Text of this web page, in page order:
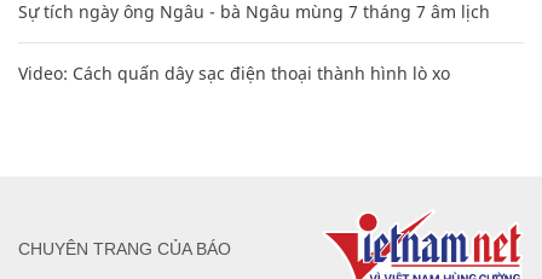
Sự tích ngày ông Ngâu - bà Ngâu mùng 7 tháng 7 âm lịch
Video: Cách quấn dây sạc điện thoại thành hình lò xo
CHUYÊN TRANG CỦA BÁO